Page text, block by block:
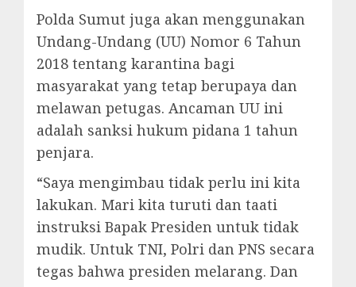
Polda Sumut juga akan menggunakan
Undang-Undang (UU) Nomor 6 Tahun
2018 tentang karantina bagi
masyarakat yang tetap berupaya dan
melawan petugas. Ancaman UU ini
adalah sanksi hukum pidana 1 tahun
penjara.
“Saya mengimbau tidak perlu ini kita
lakukan. Mari kita turuti dan taati
instruksi Bapak Presiden untuk tidak
mudik. Untuk TNI, Polri dan PNS secara
tegas bahwa presiden melarang. Dan